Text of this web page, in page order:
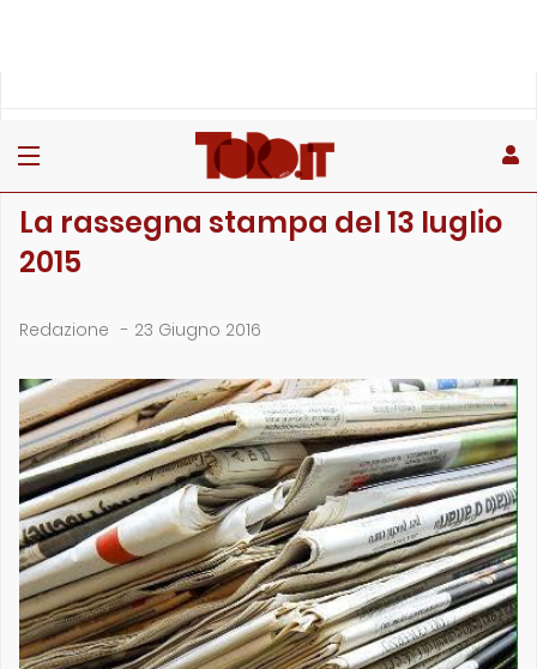
La rassegna stampa del 13 luglio
2015
Redazione - 23 Giugno 2016